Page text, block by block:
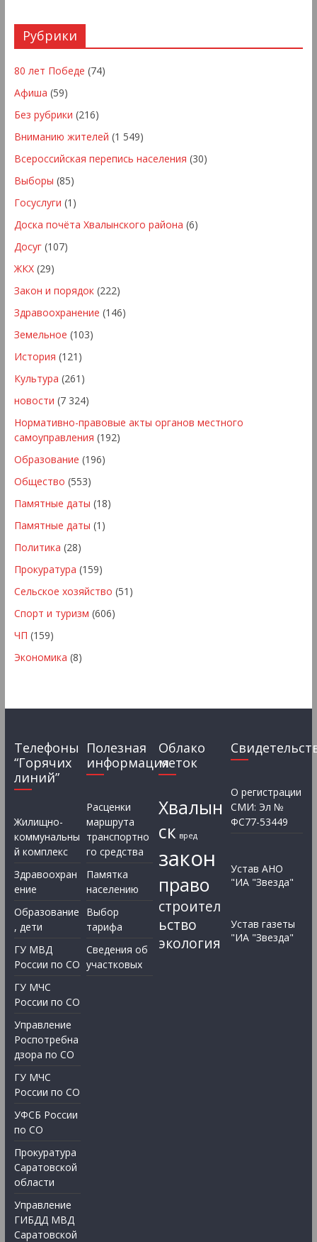
Рубрики
80 лет Победе (74)
Афиша (59)
Без рубрики (216)
Вниманию жителей (1 549)
Всероссийская перепись населения (30)
Выборы (85)
Госуслуги (1)
Доска почёта Хвалынского района (6)
Досуг(107)
ЖКХ(29)
Закон и порядок(222)
Здравоохранение (146)
Земельное (103)
История (121)
Культура (261)
новости (7 324)
Нормативно-правовые акты органов местного
самоуправления (192)
Образование (196)
Общество (553)
Памятные даты (18)
Памятные даты (1)
Политика (28)
Прокуратура (159)
Сельское хозяйство (51)
Спорт и туризм (606)
ЧП (159)
Экономика (8)
Телефоны
“Горячих
линий”
Жилищно-
коммунальны
й комплекс
Здравоохран
ение
Образование
, дети
ГУ МВД
России по СО
ГУ МЧС
России по СО
Управление
Роспотребна
дзора по СО
ГУ МЧС
России по СО
УФСБ России
по СО
Прокуратура
Саратовской
области
Управление
ГИБДД МВД
Саратовской
Полезная
информация
Расценки
маршрута
транспортно
го средства
Памятка
населению
Выбор
тарифа
Сведения об
участковых
Облако
меток
Хвалын
ск вред
закон
право
строител
ьство
экология
О регистрации
СМИ: Эл №
ФС77-53449
Устав АНО
"ИА "Звезда"
Устав газеты
"ИА "Звезда"